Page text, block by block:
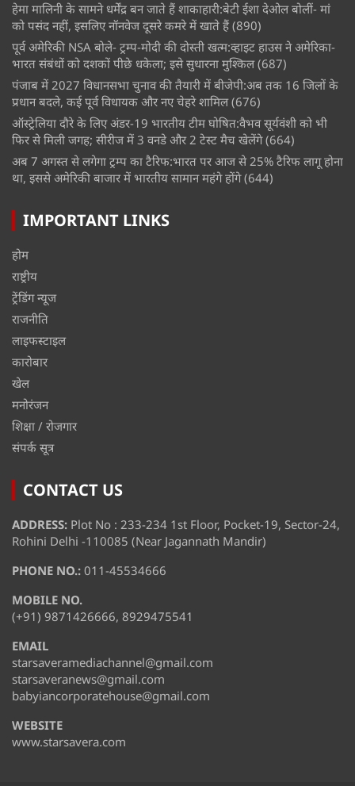
हेमा मालिनी के सामने धर्मेंद्र बन जाते हैं शाकाहारी:बेटी ईशा देओल बोलीं- मां
को पसंद नहीं, इसलिए नॉनवेज दूसरे कमरे में खाते हैं (890)
पूर्व अमेरिकी NSA बोले- ट्रम्प-मोदी की दोस्ती खत्म:व्हाइट हाउस ने अमेरिका-
भारत संबंधों को दशकों पीछे धकेला; इसे सुधारना मुश्किल (687)
पंजाब में 2027 विधानसभा चुनाव की तैयारी में बीजेपी:अब तक 16 जिलों के
प्रधान बदले, कई पूर्व विधायक और नए चेहरे शामिल (676)
ऑस्ट्रेलिया दौरे के लिए अंडर-19 भारतीय टीम घोषित:वैभव सूर्यवंशी को भी
फिर से मिली जगह; सीरीज में 3 वनडे और 2 टेस्ट मैच खेलेंगे (664)
अब 7 अगस्त से लगेगा ट्रम्प का टैरिफ:भारत पर आज से 25% टैरिफ लागू होना
था, इससे अमेरिकी बाजार में भारतीय सामान महंगे होंगे (644)
IMPORTANT LINKS
होम
राष्ट्रीय
ट्रेंडिंग न्यूज
राजनीति
लाइफस्टाइल
कारोबार
खेल
मनोरंजन
शिक्षा / रोजगार
संपर्क सूत्र
CONTACT US
ADDRESS: Plot No : 233-234 1st Floor, Pocket-19, Sector-24,
Rohini Delhi -110085 (Near Jagannath Mandir)
PHONE NO.: 011-45534666
MOBILE NO.
(+91) 9871426666, 8929475541
EMAIL
starsaveramediachannel@gmail.com
starsaveranews@gmail.com
babyiancorporatehouse@gmail.com
WEBSITE
www.starsavera.com